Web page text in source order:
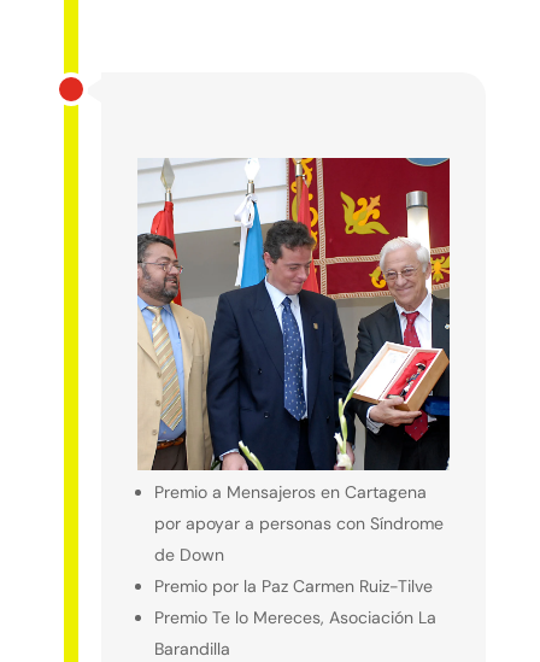
Premio a Mensajeros en Cartagena
por apoyar a personas con Síndrome
de Down
Premio por la Paz Carmen Ruiz-Tilve
Premio Te lo Mereces, Asociación La
Barandilla